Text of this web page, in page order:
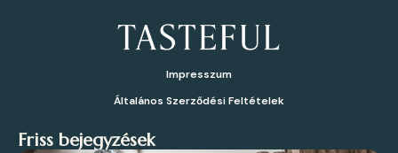
Impresszum
Általános Szerződési Feltételek
Friss bejegyzések